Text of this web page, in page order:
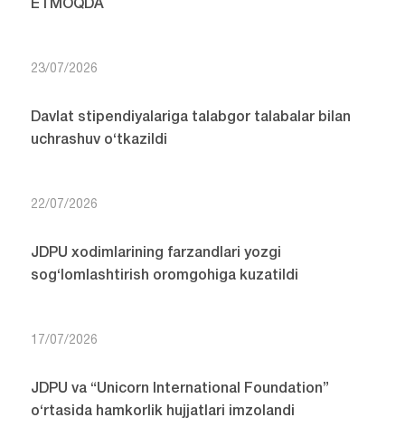
ETMOQDA
23/07/2026
Davlat stipendiyalariga talabgor talabalar bilan
uchrashuv o‘tkazildi
22/07/2026
JDPU xodimlarining farzandlari yozgi
sog‘lomlashtirish oromgohiga kuzatildi
17/07/2026
JDPU va “Unicorn International Foundation”
o‘rtasida hamkorlik hujjatlari imzolandi